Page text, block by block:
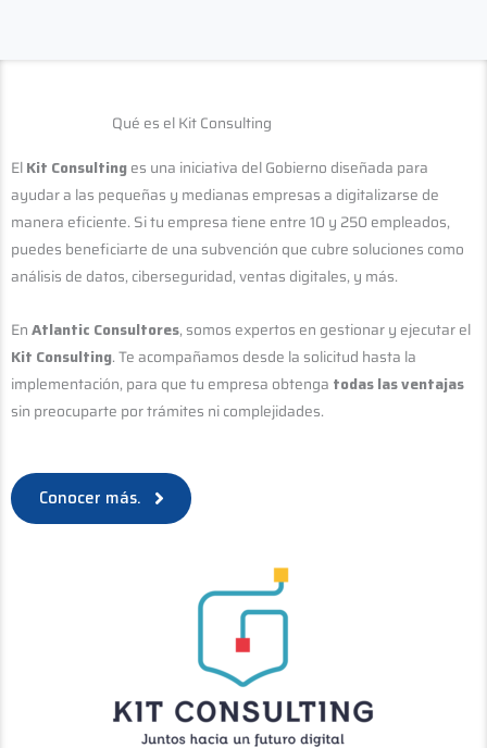
Qué es el Kit Consulting
ElKit Consultinges una iniciativa del Gobierno diseñada para
ayudar a las pequeñas y medianas empresas a digitalizarse de
manera eficiente. Si tu empresa tiene entre 10 y 250 empleados,
puedes beneficiarte de una subvención que cubre soluciones como
análisis de datos, ciberseguridad, ventas digitales, y más.
EnAtlantic Consultores, somos expertos en gestionar y ejecutar el
Kit Consulting. Te acompañamos desde la solicitud hasta la
implementación, para que tu empresa obtenga todas las ventajas
sin preocuparte por trámites ni complejidades.
Conocer más.